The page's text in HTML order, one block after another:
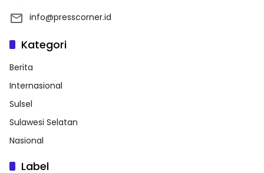
info@presscorner.id
Kategori
Berita
Internasional
Sulsel
Sulawesi Selatan
Nasional
Label